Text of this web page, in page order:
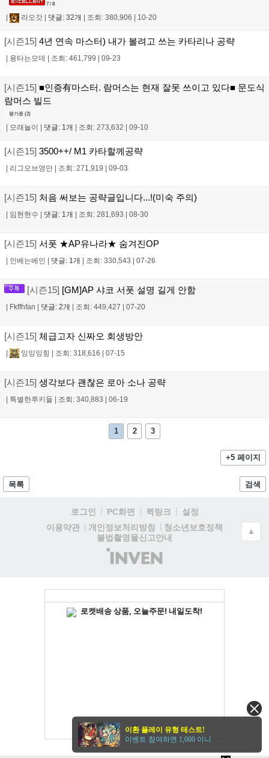
7 / 8
라오갓 댓글: 32개 조회: 380,906 10-20
[시즌15] 4년 연속 마스터) 내가 볼려고 쓰는 카타리나 공략
용타는모데 조회: 461,799 09-23
[시즌15] ■인증有마스터. 람머스는 현재 잘못 쓰이고 있다■ 문도식
람머스 빌드
평가중 (2)
| 모래놀이 | 댓글: 1개 | 조회: 273,632 | 09-10
[시즌15] 3500++/ M1 카타할께공략
| 리그오브영만 | 조회: 271,919 | 09-03
[시즌15] 처음 써보는 공략글입니다...!(미숙 주의)
| 임현현수 | 댓글: 1개 | 조회: 281,693 | 08-30
[시즌15] 서폿 ★AP유나라★ 숨겨진OP
| 인베는베인 | 댓글: 1개 | 조회: 330,543 | 07-26
[시즌15] [GM]AP 샤코 서폿 설명 길게 안함
| Fkffhfan | 댓글: 2개 | 조회: 449,427 | 07-20
[시즌15] 체급고자 신짜오 회생방안
| 잉잉잉힝 | 조회: 318,616 | 07-15
[시즌15] 생각보다 괜찮은 로아 소나 공략
| 특별한루키들 | 조회: 340,883 | 06-19
1 2 3
+5 페이지
목록 검색
로그인 PC화면 퀵링크
설정
이용약관
개인정보처리방침
청소년보호정책
불법촬영물신고안내
(주)
인
▲
이환 플레이 유형 테스트!
이벤트 참여하면 1,000 이니